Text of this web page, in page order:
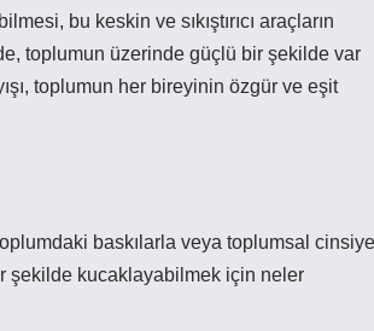
bu keskin ve sıkıştırıcı araçların
toplumun üzerinde güçlü bir şekilde var
toplumun her bireyinin özgür ve eşit
baskılarla veya toplumsal
şekilde kucaklayabilmek için neler